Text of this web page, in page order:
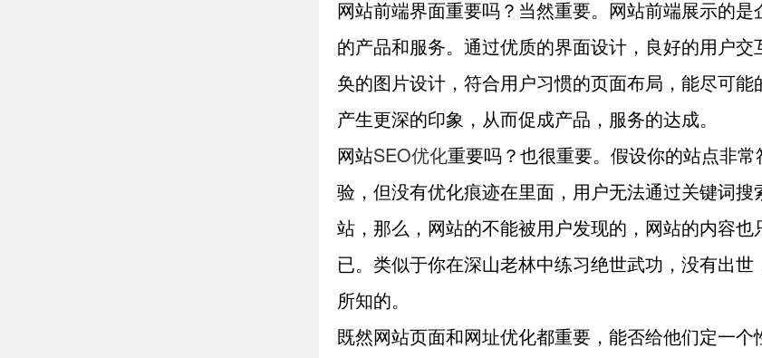
网站前端界面重要吗？当然重要。网站前端展示的是
的产品和服务。通过优质的界面设计，良好的用户交
奂的图片设计，符合用户习惯的页面布局，能尽可能
产生更深的印象，从而促成产品，服务的达成。
网站SEO优化重要吗？也很重要。假设你的站点非常
验，但没有优化痕迹在里面，用户无法通过关键词搜
站，那么，网站的不能被用户发现的，网站的内容也
已。类似于你在深山老林中练习绝世武功，没有出世
所知的。
既然网站页面和网址优化都重要，能否给他们定一个